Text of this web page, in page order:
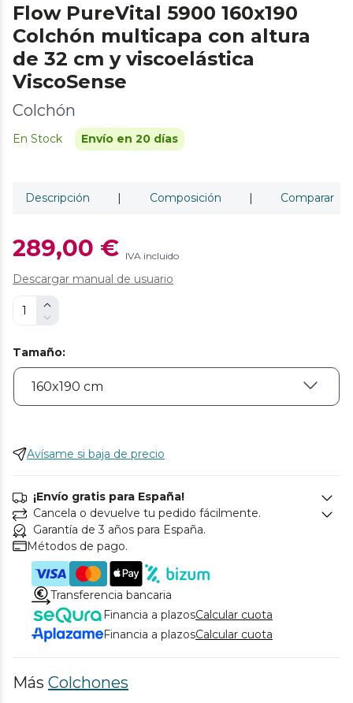
Flow PureVital 5900 160x190
Colchón multicapa con altura
de 32 cm y viscoelástica
ViscoSense
Colchón
En Stock Envío en 20 días
Descripción | Composición | Comparar
289,00 € IVA incluido
Descargar manual de usuario
Tamaño:
Avísame si baja de precio
¡Envío gratis para España!
Cancela o devuelve tu pedido fácilmente.
Garantía de 3 años para España.
Métodos de pago.
Transferencia bancaria
Financia a plazosCalcular cuota
Financia a plazosCalcular cuota
Más Colchones